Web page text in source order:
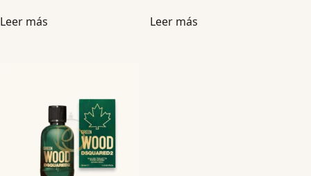
Leer más Leer más